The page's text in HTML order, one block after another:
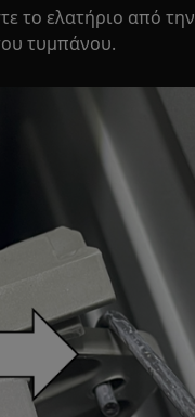
το ελατήριο από την
τυμπάνου.